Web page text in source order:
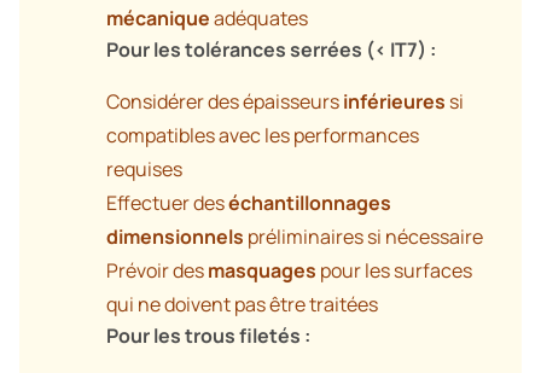
mécaniqueadéquates
Pour les tolérances serrées (< IT7) :
Considérer des épaisseursinférieures si
compatibles avec les performances
requises
Effectuer deséchantillonnages
dimensionnels préliminaires si nécessaire
Prévoir desmasquages pour les surfaces
qui ne doivent pas être traitées
Pour les trous filetés :